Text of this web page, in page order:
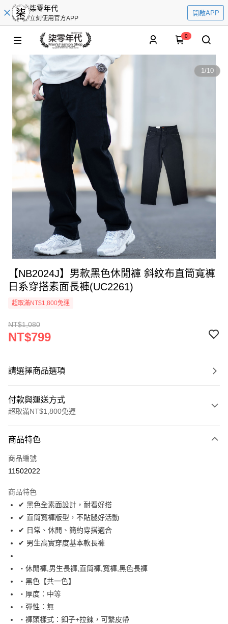
柒零年代
立刻使用官方APP
開啟APP
0
1/10
【NB2024J】男款黑色休閒褲 斜紋布直筒寬褲
日系穿搭素面長褲(UC2261)
超取滿NT$1,800免運
NT$1,080
NT$799
請選擇商品選項
付款與運送方式
超取滿NT$1,800免運
信用卡一次付款
超商取貨付款
Apple Pay
街口支付
悠遊付
Google Pay
AFTEE先享後付
相關說明
【關於「AFTEE先享後付」】
AFTEE先享後付是「在收到商品之後才付款」的支付方式。 讓您購物簡單
便利好安心！
ATM付款
商品特色
商品編號
11502022
商品特色
✔ 黑色全素面設計，耐看好搭
✔ 直筒寬褲版型，不貼腿好活動
✔ 日常、休閒、簡約穿搭適合
✔ 男生高實穿度基本款長褲
‧休閒褲,男生長褲,直筒褲,寬褲,黑色長褲
‧黑色【共一色】
‧厚度：中等
‧彈性：無
‧褲頭樣式：釦子+拉鍊，可繫皮帶